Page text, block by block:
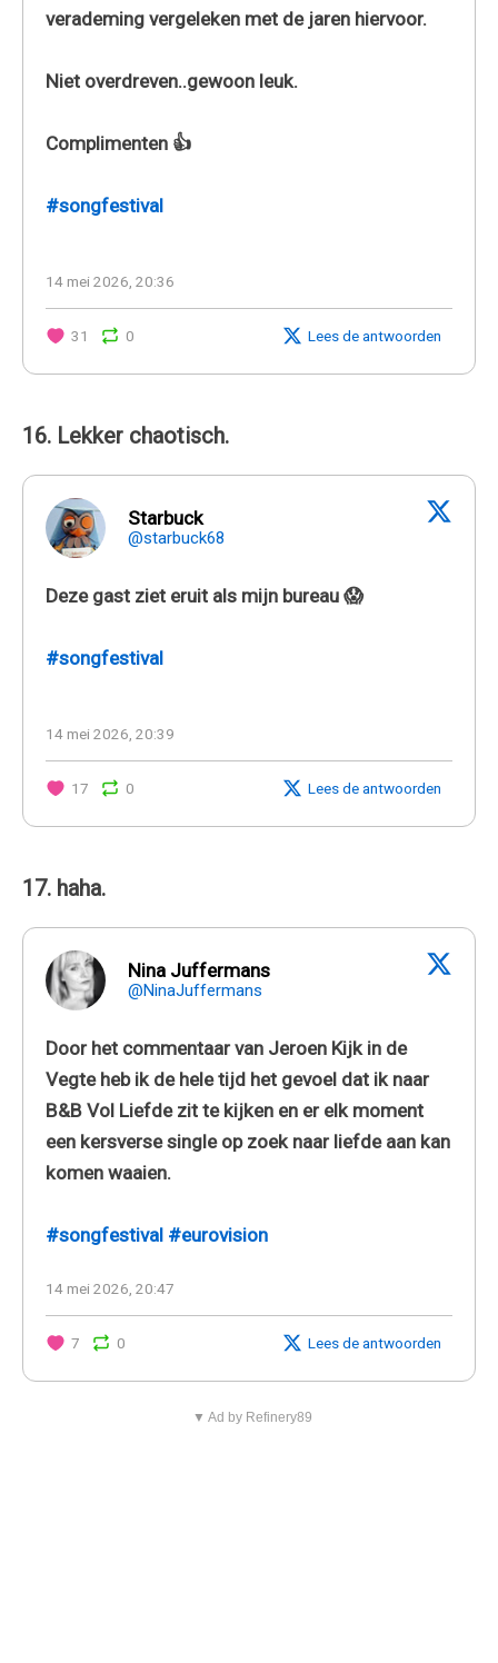
verademing vergeleken met de jaren hiervoor.
Niet overdreven..gewoon leuk.
Complimenten 👍
#songfestival
14 mei 2026, 20:36
31 0 Lees de antwoorden
16. Lekker chaotisch.
Starbuck
@starbuck68
Deze gast ziet eruit als mijn bureau 😱
#songfestival
14 mei 2026, 20:39
17 0 Lees de antwoorden
17. haha.
Nina Juffermans
@NinaJuffermans
Door het commentaar van Jeroen Kijk in de
Vegte heb ik de hele tijd het gevoel dat ik naar
B&B Vol Liefde zit te kijken en er elk moment
een kersverse single op zoek naar liefde aan kan
komen waaien.
#songfestival #eurovision
14 mei 2026, 20:47
7 0 Lees de antwoorden
▼ Ad by Refinery89